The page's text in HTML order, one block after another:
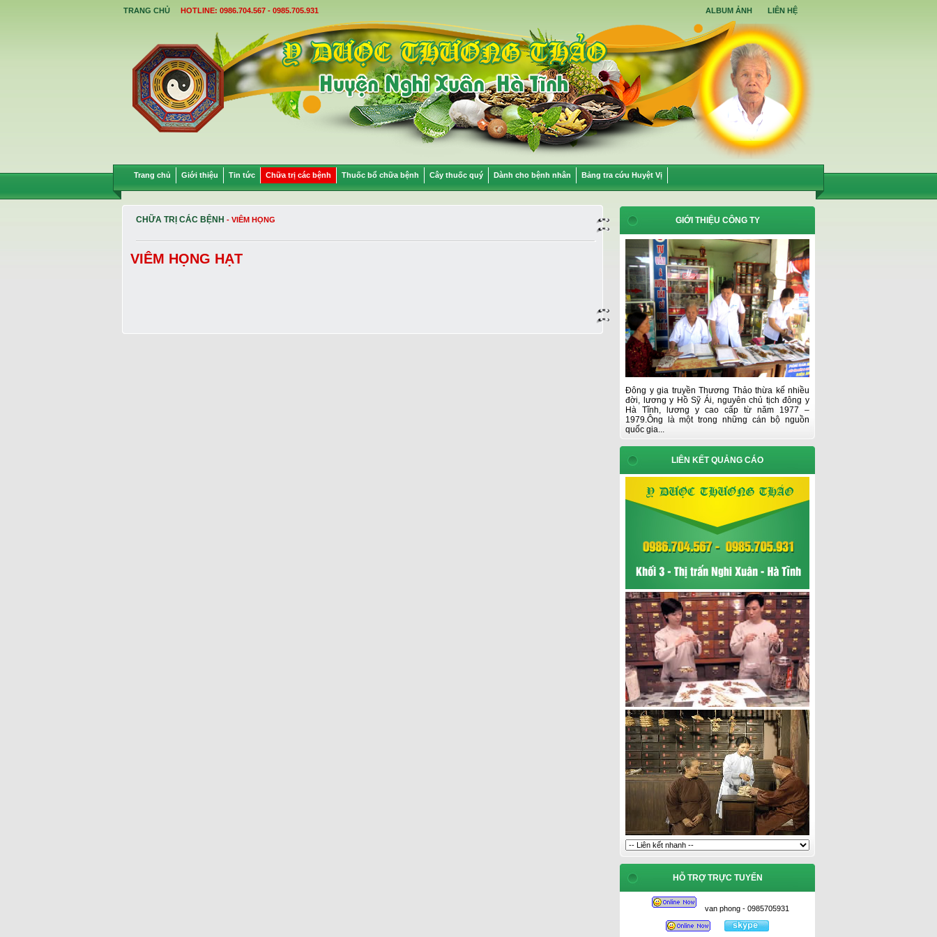
TRANG CHỦ HOTLINE: 0986.704.567 - 0985.705.931 ALBUM ẢNH LIÊN HỆ
Trang chủ Giới thiệu Tin tức Chữa trị các bệnh Thuốc bổ chữa bệnh Cây thuốc quý Dành cho bệnh nhân Bảng tra cứu Huyệt Vị
CHỮA TRỊ CÁC BỆNH - VIÊM HỌNG
VIÊM HỌNG HẠT
GIỚI THIỆU CÔNG TY
Đông y gia truyền Thương Thảo thừa kế nhiều
đời, lương y Hồ Sỹ Ái, nguyên chủ tịch đông y
Hà Tĩnh, lương y cao cấp từ năm 1977 –
1979.Ông là một trong những cán bộ nguồn
quốc gia...
LIÊN KẾT QUẢNG CÁO
HỖ TRỢ TRỰC TUYẾN
van phong - 0985705931